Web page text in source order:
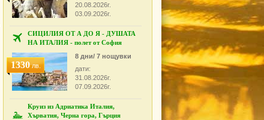
20.08.2026г.
03.09.2026г.
СИЦИЛИЯ ОТ А ДО Я - ДУШАТА
НА ИТАЛИЯ - полет от София
1330лв.
8 дни/ 7 нощувки
дати:
31.08.2026г.
07.09.2026г.
Круиз из Адриатика Италия,
Хърватия, Черна гора, Гърция